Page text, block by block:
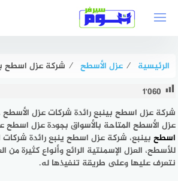
الرئيسية ⁄ عزل الأسطح ⁄ شركة عزل اسطح بينبع
1٬060
شركة عزل اسطح بينبعرائدة شركات عزل
عزل الأسطح المتاحة بالأسواق بجودة عزل
اسطح بينبع، شركة عزل اسطح ينبع رائدة شركات
للأسطح، العزل الإسمنتية الرائع وأنواع كثيرة من
نتعرف عليها وعلى طريقة تنفيذها له.